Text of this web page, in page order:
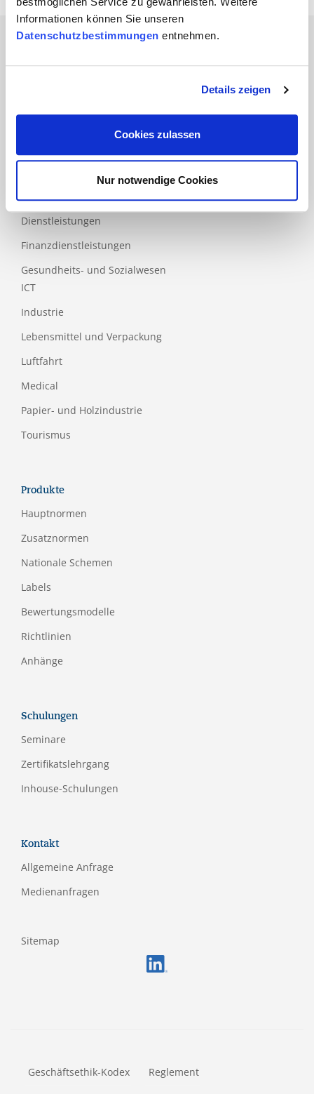
Informationen können Sie unseren
Datenschutzbestimmungen entnehmen.
Details zeigen
Cookies zulassen
Nur notwendige Cookies
Dienstleistungen
Finanzdienstleistungen
Gesundheits- und Sozialwesen
ICT
Industrie
Lebensmittel und Verpackung
Luftfahrt
Medical
Papier- und Holzindustrie
Tourismus
Produkte
Hauptnormen
Zusatznormen
Nationale Schemen
Labels
Bewertungsmodelle
Richtlinien
Anhänge
Schulungen
Seminare
Zertifikatslehrgang
Inhouse-Schulungen
Kontakt
Allgemeine Anfrage
Medienanfragen
Sitemap
Geschäftsethik-Kodex Reglement